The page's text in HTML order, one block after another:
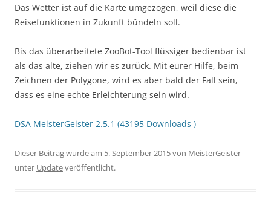
Das Wetter ist auf die Karte umgezogen, weil diese die
Reisefunktionen in Zukunft bündeln soll.
Bis das überarbeitete ZooBot-Tool flüssiger bedienbar ist
als das alte, ziehen wir es zurück. Mit eurer Hilfe, beim
Zeichnen der Polygone, wird es aber bald der Fall sein,
dass es eine echte Erleichterung sein wird.
DSA MeisterGeister 2.5.1 (43195 Downloads )
Dieser Beitrag wurde am 5. September 2015von MeisterGeister
unter Updateveröffentlicht.